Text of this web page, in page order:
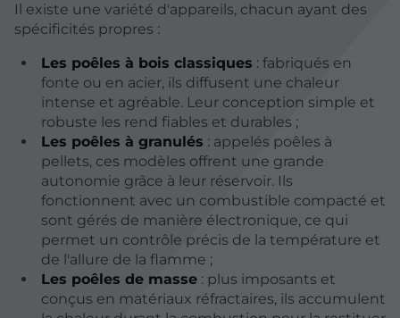
Il existe une variété d'appareils, chacun ayant des
spécificités propres :
Les poêles à bois classiques : fabriqués en
fonte ou en acier, ils diffusent une chaleur
intense et agréable. Leur conception simple et
robuste les rend fiables et durables ;
Les poêles à granulés : appelés poêles à
pellets, ces modèles offrent une grande
autonomie grâce à leur réservoir. Ils
fonctionnent avec un combustible compacté et
sont gérés de manière électronique, ce qui
permet un contrôle précis de la température et
de l'allure de la flamme ;
Les poêles de masse: plus imposants et
conçus en matériaux réfractaires, ils accumulent